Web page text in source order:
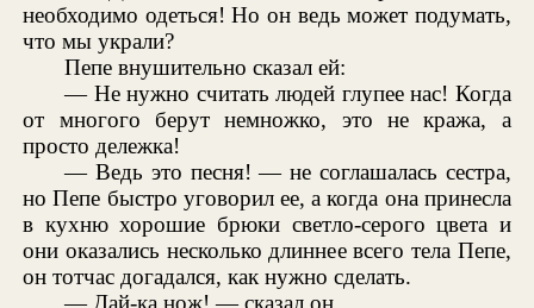
необходимо одеться! Но он ведь может подумать,
что мы украли?
Пепе внушительно сказал ей:
— Не нужно считать людей глупее нас! Когда
от многого берут немножко, это не кража, а
просто дележка!
— Ведь это песня! — не соглашалась сестра,
но Пепе быстро уговорил ее, а когда она принесла
в кухню хорошие брюки светло-серого цвета и
они оказались несколько длиннее всего тела Пепе,
он тотчас догадался, как нужно сделать.
— Дай-ка нож! — сказал он.